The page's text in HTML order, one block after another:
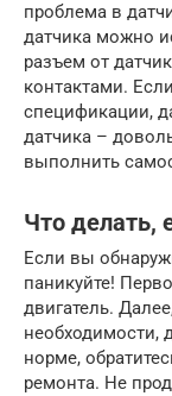
проблема в
датчика можно
разъем от
контактами.
спецификации,
датчика –
выполнить
Что делать,
Если вы
паникуйте!
двигатель.
необходимости,
норме,
ремонта. Не